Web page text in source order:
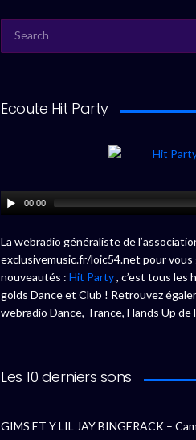
FOR:
Ecoute Hit Party
00:00
La webradio généraliste de
exclusivemusic.fr/loic54.net pour
nouveautés : Hit Party, c’est tous les
golds Dance et Club ! Retrouvez
webradio Dance, Trance, Hands Up de
Les 10 derniers sons
GIMS ET Y LIL JAY BINGERACK –